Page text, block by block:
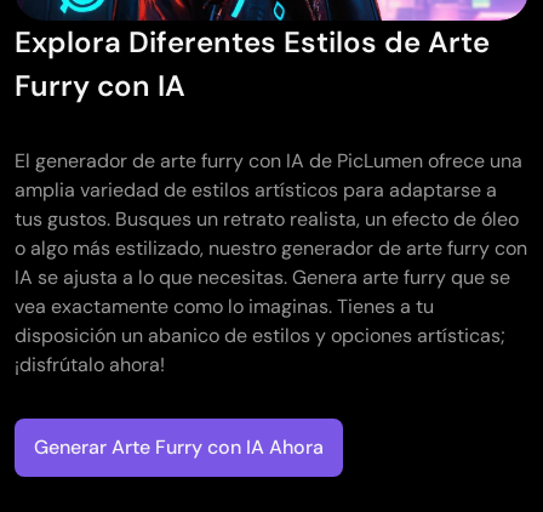
Explora Diferentes Estilos de Arte
Furry con IA
El generador de arte furry con IA de PicLumen ofrece una
amplia variedad de estilos artísticos para adaptarse a
tus gustos. Busques un retrato realista, un efecto de óleo
o algo más estilizado, nuestro generador de arte furry con
IA se ajusta a lo que necesitas. Genera arte furry que se
vea exactamente como lo imaginas. Tienes a tu
disposición un abanico de estilos y opciones artísticas;
¡disfrútalo ahora!
Generar Arte Furry con IA Ahora